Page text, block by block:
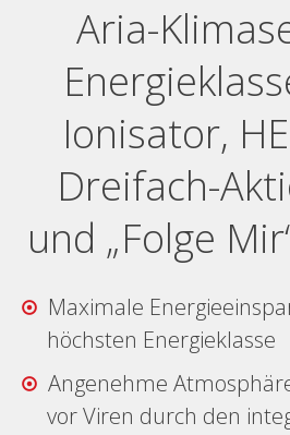
Aria-
Ionisator,
Dreifach-
und „Folge
Maximale
höchsten Energieklasse
Angenehme
vor Viren durch den